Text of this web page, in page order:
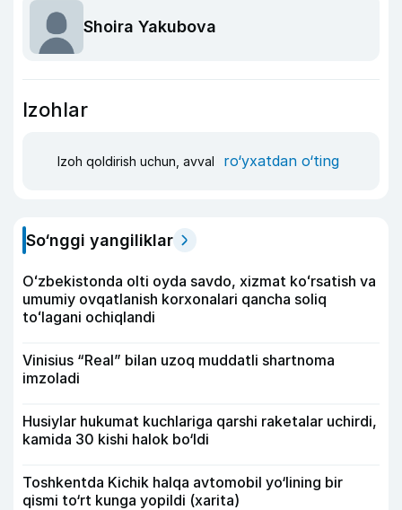
Shoira Yakubova
Izohlar
Izoh qoldirish uchun, avval ro‘yxatdan o‘ting
So‘nggi yangiliklar
Oʻzbekistonda olti oyda savdo, xizmat koʻrsatish va
umumiy ovqatlanish korxonalari qancha soliq
toʻlagani ochiqlandi
Vinisius “Real” bilan uzoq muddatli shartnoma
imzoladi
Husiylar hukumat kuchlariga qarshi raketalar uchirdi,
kamida 30 kishi halok bo‘ldi
Toshkentda Kichik halqa avtomobil yo‘lining bir
qismi to‘rt kunga yopildi (xarita)